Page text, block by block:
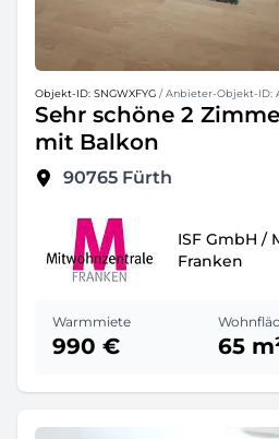
Objekt-ID: SNGWXFYG / Anbieter-Objekt-ID:
Sehr schöne 2
mit Balkon
90765 Fürth
ISF GmbH /
Franken
Warmmiete
990 € 65